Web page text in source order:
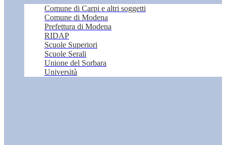
Comune di Carpi e altri soggetti
Comune di Modena
Prefettura di Modena
RIDAP
Scuole Superiori
Scuole Serali
Unione del Sorbara
Università